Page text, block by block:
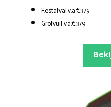
Restafval v.a.€379
Grofvuil v.a.€379